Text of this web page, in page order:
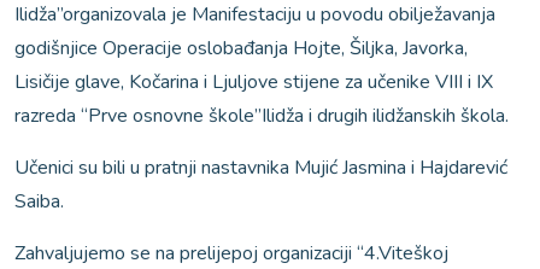
Ilidža”organizovala je Manifestaciju u povodu obilježavanja
godišnjice Operacije oslobađanja Hojte, Šiljka, Javorka,
Lisičije glave, Kočarina i Ljuljove stijene za učenike VIII i IX
razreda “Prve osnovne škole”Ilidža i drugih ilidžanskih škola.
Učenici su bili u pratnji nastavnika Mujić Jasmina i Hajdarević
Saiba.
Zahvaljujemo se na prelijepoj organizaciji “4.Viteškoj